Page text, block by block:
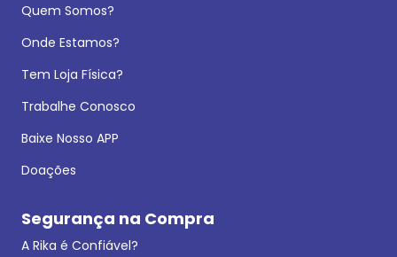
Quem Somos?
Onde Estamos?
Tem Loja Física?
Trabalhe Conosco
Baixe Nosso APP
Doações
Segurança na Compra
A Rika é Confiável?